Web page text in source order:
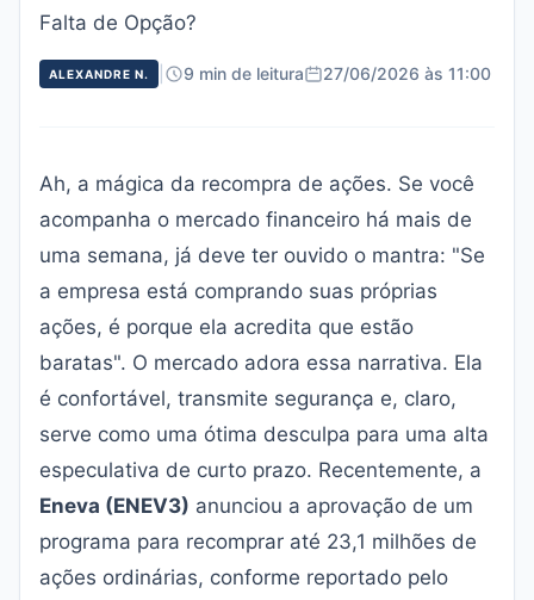
Falta de Opção?
ALEXANDRE N. 9 min de leitura 27/06/2026 às 11:00
Ah, a mágica da recompra de ações. Se você
acompanha o mercado financeiro há mais de
uma semana, já deve ter ouvido o mantra: "Se
a empresa está comprando suas próprias
ações, é porque ela acredita que estão
baratas". O mercado adora essa narrativa. Ela
é confortável, transmite segurança e, claro,
serve como uma ótima desculpa para uma alta
especulativa de curto prazo. Recentemente, a
Eneva (ENEV3) anunciou a aprovação de um
programa para recomprar até 23,1 milhões de
ações ordinárias, conforme reportado pelo